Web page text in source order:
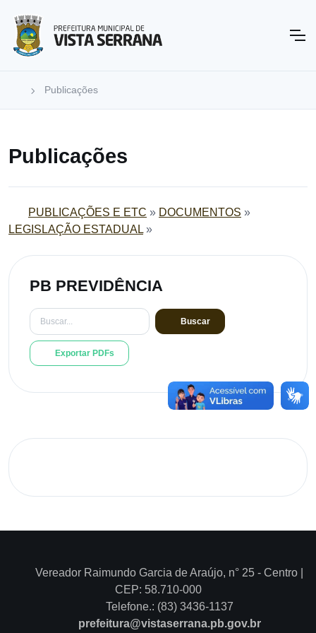
Publicações
Publicações
PUBLICAÇÕES E ETC » DOCUMENTOS »
LEGISLAÇÃO ESTADUAL »
PB PREVIDÊNCIA
Buscar
Exportar PDFs
Vereador Raimundo Garcia de Araújo, n° 25 - Centro |
CEP: 58.710-000
Telefone.: (83) 3436-1137
prefeitura@vistaserrana.pb.gov.br